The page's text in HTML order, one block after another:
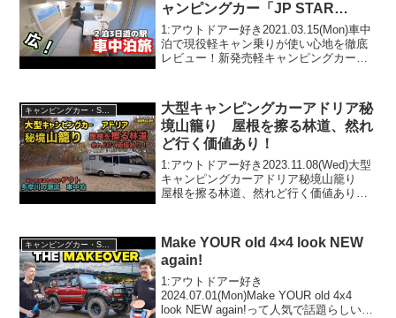
ャンピングカー「JP STAR
Happy 1 」2泊3日岐阜道の駅旅
1:アウトドアー好き2021.03.15(Mon)車中
泊で現役軽キャン乗りが使い心地を徹底
レビュー！新発売軽キャンピングカー
で！！2:アウトドアー好き...
大型キャンピングカーアドリア秘
境山籠り 屋根を擦る林道、然れ
ど行く価値あり！
1:アウトドアー好き2023.11.08(Wed)大型
キャンピングカーアドリア秘境山籠り
屋根を擦る林道、然れど行く価値あり！
2023.11.08(Wed)この動画は注目です！
3:...
キャンピングカー・SUV人気車種
Make YOUR old 4×4 look NEW
again!
1:アウトドアー好き
2024.07.01(Mon)Make YOUR old 4x4
look NEW again!って人気で話題らしい